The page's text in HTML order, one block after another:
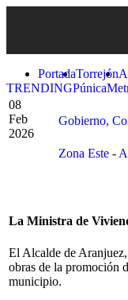
PortadaTorrejón
TRENDINGPúnica
08
Feb
2026
Gobierno,
Zona Este -
La Ministra de
El Alcalde de
obras de la promoción
municipio.